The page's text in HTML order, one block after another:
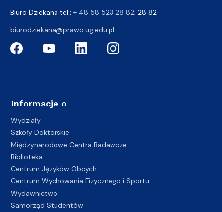
Biuro Dziekana tel.: + 48 58 523 28 82; 28 82
biurodziekana@prawo.ug.edu.pl
Informacje o
Wydziały
Szkoły Doktorskie
Międzynarodowe Centra Badawcze
Biblioteka
Centrum Języków Obcych
Centrum Wychowania Fizycznego i Sportu
Wydawnictwo
Samorząd Studentów